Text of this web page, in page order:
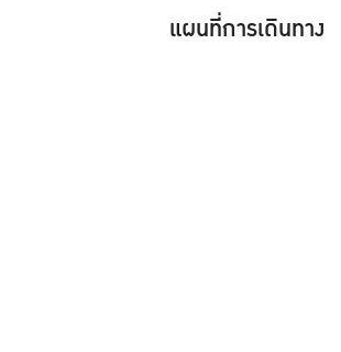
แผนที่การเดินทาง